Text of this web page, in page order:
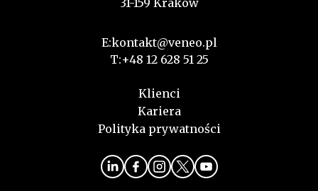
E:kontakt@veneo.pl
T:+48 12 628 51 25
Klienci
Kariera
Polityka prywatności